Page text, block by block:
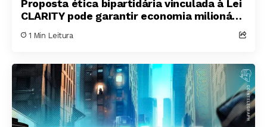
Proposta ética bipartidária vinculada à Lei
CLARITY pode garantir economia milionária
1 Min Leitura